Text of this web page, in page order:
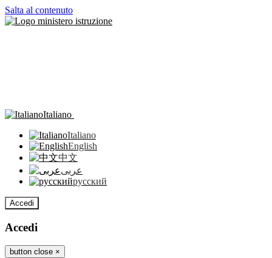
Salta al contenuto
Italiano
Italiano
English
中文
عربى
русский
Accedi
Accedi
button close ×